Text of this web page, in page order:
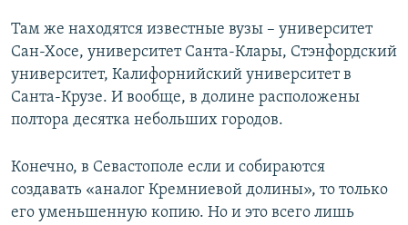
Там же находятся известные вузы – университет
Сан-Хосе, университет Санта-Клары, Стэнфордский
университет, Калифорнийский университет в
Санта-Крузе. И вообще, в долине расположены
полтора десятка небольших городов.
Конечно, в Севастополе если и собираются
создавать «аналог Кремниевой долины», то только
его уменьшенную копию. Но и это всего лишь